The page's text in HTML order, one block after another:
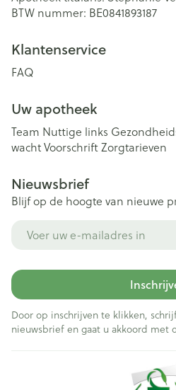
BTW nummer: BE0841893187
Klantenservice
FAQ
Uw apotheek
Team Nuttige links
wachtVoorschriftZorgtarieven
Nieuwsbrief
Blijf op de hoogte van nieuwe
Door op inschrijven te klikken,
nieuwsbrief en gaat u akkoord met